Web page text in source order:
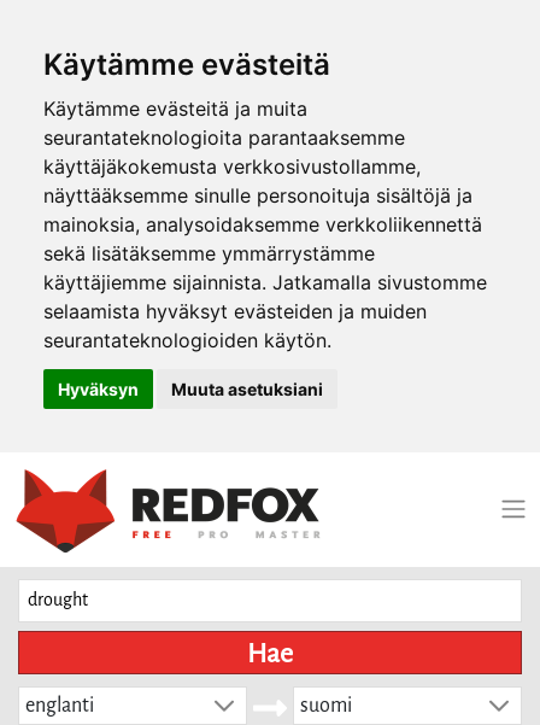
Käytämme evästeitä
Käytämme evästeitä ja muita
seurantateknologioita parantaaksemme
käyttäjäkokemusta verkkosivustollamme,
näyttääksemme sinulle personoituja sisältöjä ja
mainoksia, analysoidaksemme verkkoliikennettä
sekä lisätäksemme ymmärrystämme
käyttäjiemme sijainnista. Jatkamalla sivustomme
selaamista hyväksyt evästeiden ja muiden
seurantateknologioiden käytön.
Hyväksyn Muuta asetuksiani
Hae
englanti suomi